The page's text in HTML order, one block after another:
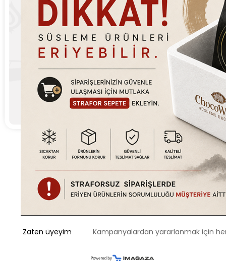
Kampanyalardan yararlanmak için
Zaten üyeyim